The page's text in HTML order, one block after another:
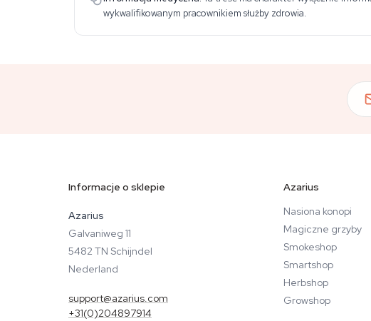
wykwalifikowanym pracownikiem służby zdrowia.
Informacje o sklepie
Azarius
Galvaniweg 11
5482 TN Schijndel
Nederland
support@azarius.com
+31(0)204897914
Azarius
Nasiona konopi
Magiczne grzyby
Smokeshop
Smartshop
Herbshop
Growshop